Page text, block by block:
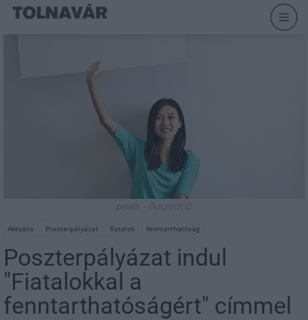
pexels - illusztráció
Aktuális Poszterpályázat fiatalok fenntarthatóság
Poszterpályázat indul
"Fiatalokkal a
fenntarthatóságért" címmel